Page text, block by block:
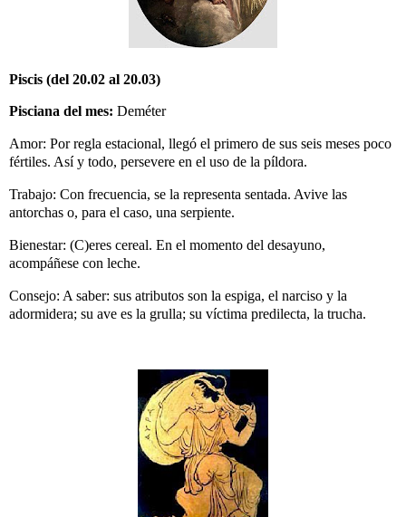
Piscis (del 20.02 al 20.03)
Pisciana del mes: Deméter
Amor: Por regla estacional, llegó el primero de sus seis meses poco
fértiles. Así y todo, persevere en el uso de la píldora.
Trabajo: Con frecuencia, se la representa sentada. Avive las
antorchas o, para el caso, una serpiente.
Bienestar: (C)eres cereal. En el momento del desayuno,
acompáñese con leche.
Consejo: A saber: sus atributos son la espiga, el narciso y la
adormidera; su ave es la grulla; su víctima predilecta, la trucha.